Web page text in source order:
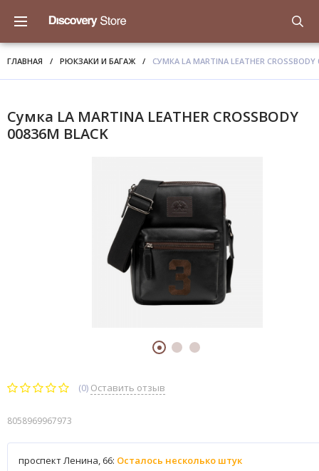
ГЛАВНАЯ / РЮКЗАКИ И БАГАЖ / СУМКА LA MARTINA LEATHER CROSSBODY
Сумка LA MARTINA LEATHER CROSSBODY
00836M BLACK
(0) Оставить отзыв
8058969967973
проспект Ленина, 66: Осталось несколько штук